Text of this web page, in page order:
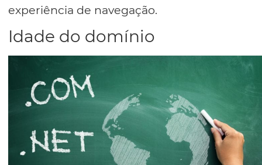
experiência de navegação.
Idade do domínio